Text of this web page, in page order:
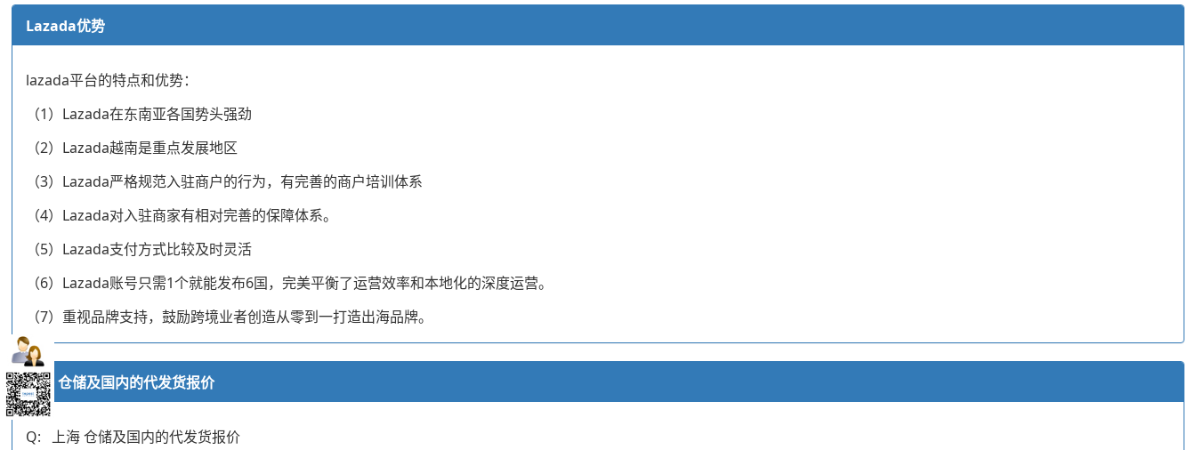
Lazada优势
lazada平台的特点和优势：
（1）Lazada在东南亚各国势头强劲
（2）Lazada越南是重点发展地区
（3）Lazada严格规范入驻商户的行为，有完善的商户培训体系
（4）Lazada对入驻商家有相对完善的保障体系。
（5）Lazada支付方式比较及时灵活
（6）Lazada账号只需1个就能发布6国，完美平衡了运营效率和本地化的深度运营。
（7）重视品牌支持，鼓励跨境业者创造从零到一打造出海品牌。
上海 仓储及国内的代发货报价
Q: 上海 仓储及国内的代发货报价